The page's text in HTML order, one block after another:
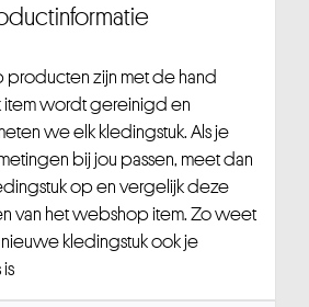
zijn met de hand
item wordt gereinigd en
we elk kledingstuk. Als je
bij jou passen, meet dan
op en vergelijk deze
van het webshop item. Zo weet
kledingstuk ook je